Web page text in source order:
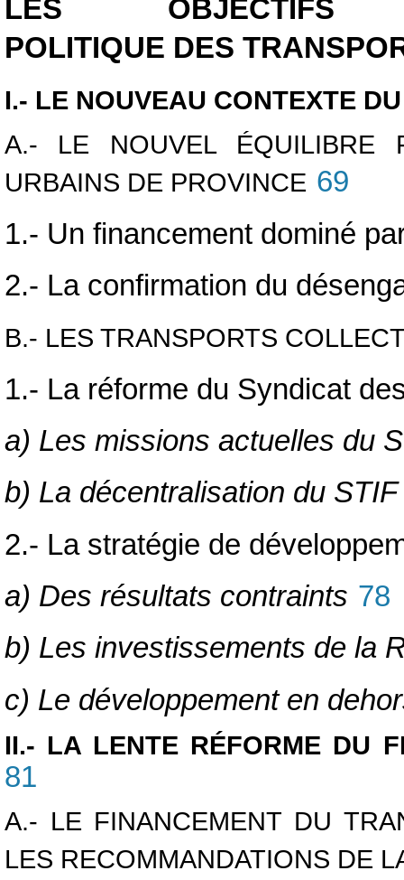
LES
POLITIQUE DES
I.- LE NOUVEAU CONTEXTE
A.- LE NOUVEL ÉQUILIBRE
URBAINS DE PROVINCE 69
1.- Un financement dominé
2.- La confirmation du
B.- LES TRANSPORTS
1.- La réforme du Syndicat
a) Les missions actuelles du
b) La décentralisation du STIF
2.- La stratégie de
a) Des résultats contraints 78
b) Les investissements de la
c) Le développement en
II.- LA LENTE RÉFORME DU
81
A.- LE FINANCEMENT DU
LES RECOMMANDATIONS DE